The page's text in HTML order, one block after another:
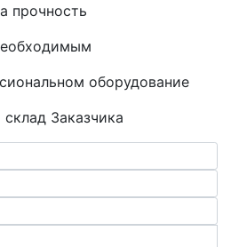
прочность
оборудование
Заказчика